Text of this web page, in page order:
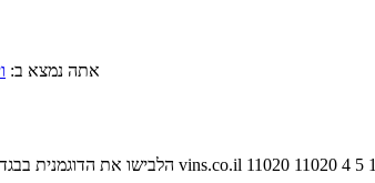
אתה נמצא ב:
הלבישו את הדוגמנית vins.co.il 11020 11020 4 5 1